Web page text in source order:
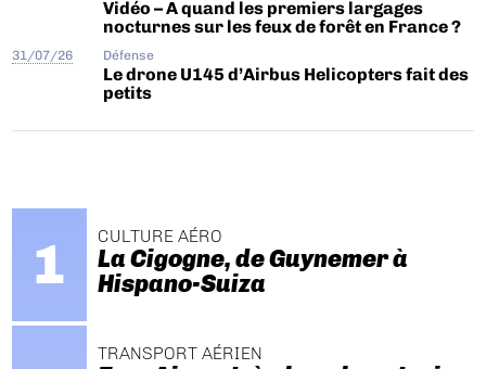
Vidéo – A quand les premiers largages
nocturnes sur les feux de forêt en France ?
31/07/26 Défense
Le drone U145 d’Airbus Helicopters fait des
petits
CULTURE AÉRO
La Cigogne, de Guynemer à
Hispano-Suiza
TRANSPORT AÉRIEN